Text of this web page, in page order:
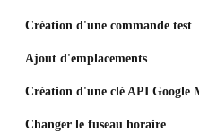
Création d'une commande test
Ajout d'emplacements
Création d'une clé API Google
Changer le fuseau horaire